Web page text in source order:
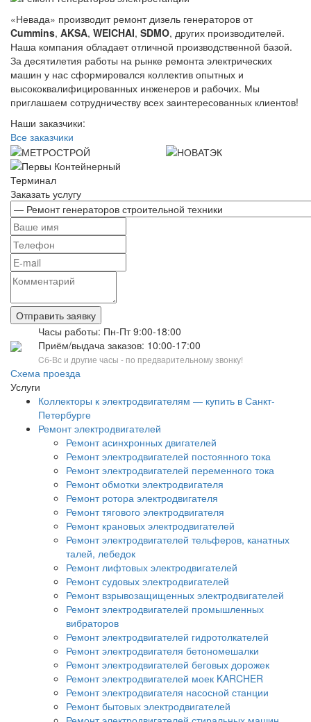
«Невада» производит ремонт дизель генераторов от
Cummins, AKSA, WEICHAI, SDMO, других производителей.
Наша компания обладает отличной производственной базой.
За десятилетия работы на рынке ремонта электрических
машин у нас сформировался коллектив опытных и
высококвалифицированных инженеров и рабочих. Мы
приглашаем сотрудничеству всех заинтересованных клиентов!
Наши заказчики:
Все заказчики
Заказать услугу
Отправить заявку
Часы работы: Пн-Пт 9:00-18:00
Приём/выдача заказов: 10:00-17:00
Cб-Вс и другие часы - по предварительному звонку!
Схема проезда
Услуги
Коллекторы к электродвигателям — купить в Санкт-
Петербурге
Ремонт электродвигателей
Ремонт асинхронных двигателей
Ремонт электродвигателей постоянного тока
Ремонт электродвигателей переменного тока
Ремонт обмотки электродвигателя
Ремонт ротора электродвигателя
Ремонт тягового электродвигателя
Ремонт крановых электродвигателей
Ремонт электродвигателей тельферов, канатных
талей, лебедок
Ремонт лифтовых электродвигателей
Ремонт судовых электродвигателей
Ремонт взрывозащищенных электродвигателей
Ремонт электродвигателей промышленных
вибраторов
Ремонт электродвигателей гидротолкателей
Ремонт электродвигателя бетономешалки
Ремонт электродвигателей беговых дорожек
Ремонт электродвигателей моек KARCHER
Ремонт электродвигателя насосной станции
Ремонт бытовых электродвигателей